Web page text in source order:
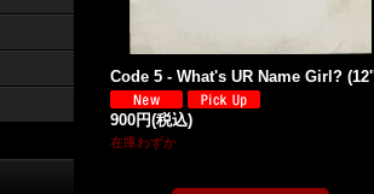
Code 5 - What's UR Name Girl?
900円(税込)
在庫わずか